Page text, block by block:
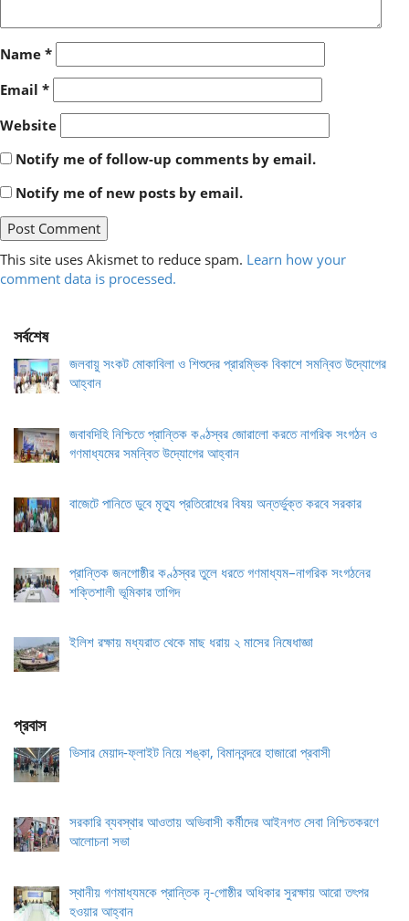
Name *
Email *
Website
Notify me of follow-up comments by email.
Notify me of new posts by email.
This site uses Akismet to reduce spam. Learn how your
comment data is processed.
সর্বশেষ
জলবায়ু সংকট মোকাবিলা ও শিশুদের প্রারম্ভিক বিকাশে সমন্বিত উদ্যোগের
আহ্বান
জবাবদিহি নিশ্চিতে প্রান্তিক কণ্ঠস্বর জোরালো করতে নাগরিক সংগঠন ও
গণমাধ্যমের সমন্বিত উদ্যোগের আহ্বান
বাজেটে পানিতে ডুবে মৃত্যু প্রতিরোধের বিষয় অন্তর্ভুক্ত করবে সরকার
প্রান্তিক জনগোষ্ঠীর কণ্ঠস্বর তুলে ধরতে গণমাধ্যম–নাগরিক সংগঠনের
শক্তিশালী ভূমিকার তাগিদ
ইলিশ রক্ষায় মধ্যরাত থেকে মাছ ধরায় ২ মাসের নিষেধাজ্ঞা
প্রবাস
ভিসার মেয়াদ-ফ্লাইট নিয়ে শঙ্কা, বিমানবন্দরে হাজারো প্রবাসী
সরকারি ব্যবস্থার আওতায় অভিবাসী কর্মীদের আইনগত সেবা নিশ্চিতকরণে
আলোচনা সভা
স্থানীয় গণমাধ্যমকে প্রান্তিক নৃ-গোষ্ঠীর অধিকার সুরক্ষায় আরো তৎপর
হওয়ার আহ্বান